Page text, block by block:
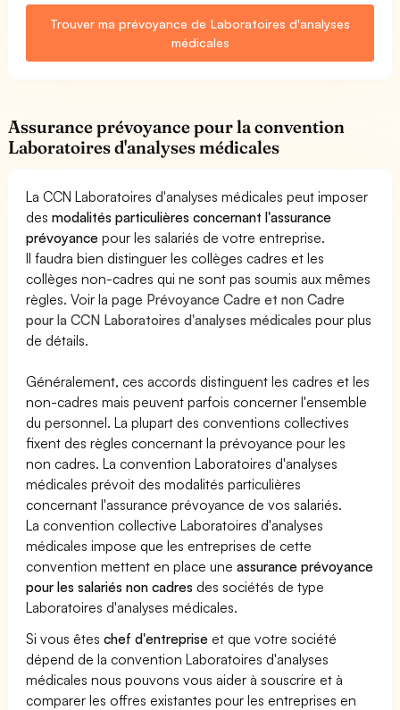
Trouver ma prévoyance de Laboratoires d'analyses
médicales
Assurance prévoyance pour la convention
Laboratoires d'analyses médicales
La CCN Laboratoires d'analyses médicales peut imposer
desmodalités particulières concernant l'assurance
prévoyance pour les salariés de votre entreprise.
Il faudra bien distinguer les collèges cadres et les
collèges non-cadres qui ne sont pas soumis aux mêmes
règles. Voir la page Prévoyance Cadre et non Cadre
pour la CCN Laboratoires d'analyses médicales pour plus
de détails.
Généralement, ces accords distinguent les cadres et les
non-cadres mais peuvent parfois concerner l'ensemble
du personnel. La plupart des conventions collectives
fixent des règles concernant la prévoyance pour les
non cadres. La convention Laboratoires d'analyses
médicales prévoit des modalités particulières
concernant l'assurance prévoyance de vos salariés.
La convention collective Laboratoires d'analyses
médicales impose que les entreprises de cette
convention mettent en place uneassurance prévoyance
pour les salariés non cadres des sociétés de type
Laboratoires d'analyses médicales.
Si vous êteschef d'entreprise et que votre société
dépend de la convention Laboratoires d'analyses
médicales nous pouvons vous aider à souscrire et à
comparer les offres existantes pour les entreprises en